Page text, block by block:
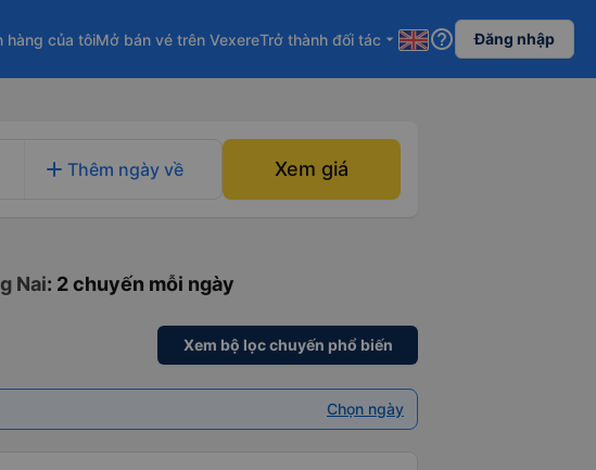
hàng của tôiMở bán vé trên VexereTrở thành đối tác arrow_drop_down help_outline Đăng nhập
add Thêm ngày về Xem giá
Nai: 2 chuyến mỗi ngày
Xem bộ lọc chuyến phổ biến
Chọn ngày